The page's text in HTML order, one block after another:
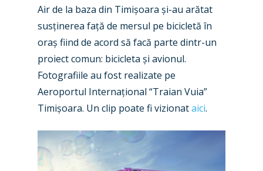
Air de la baza din Timișoara și-au arătat
susținerea față de mersul pe bicicletă în
oraș fiind de acord să facă parte dintr-un
proiect comun: bicicleta și avionul.
Fotografiile au fost realizate pe
Aeroportul Internațional “Traian Vuia”
Timișoara. Un clip poate fi vizionataici.
New Routes
Industry
Airshows